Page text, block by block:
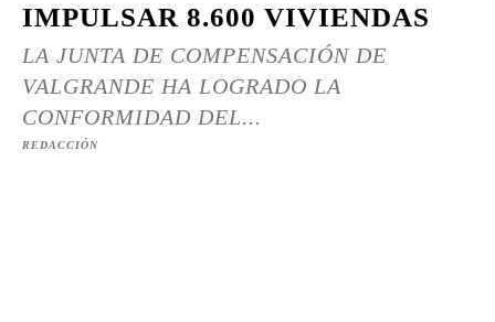
IMPULSAR 8.600 VIVIENDAS
LA JUNTA DE COMPENSACIÓN DE
VALGRANDE HA LOGRADO LA
CONFORMIDAD DEL...
REDACCIÓN